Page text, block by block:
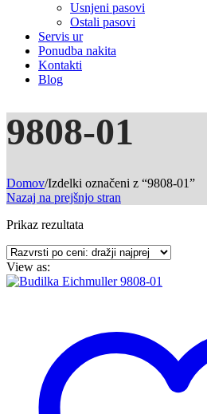
Usnjeni pasovi
Ostali pasovi
Servis ur
Ponudba nakita
Kontakti
Blog
9808-01
Domov/Izdelki označeni z “9808-01”
Nazaj na prejšnjo stran
Prikaz rezultata
View as: